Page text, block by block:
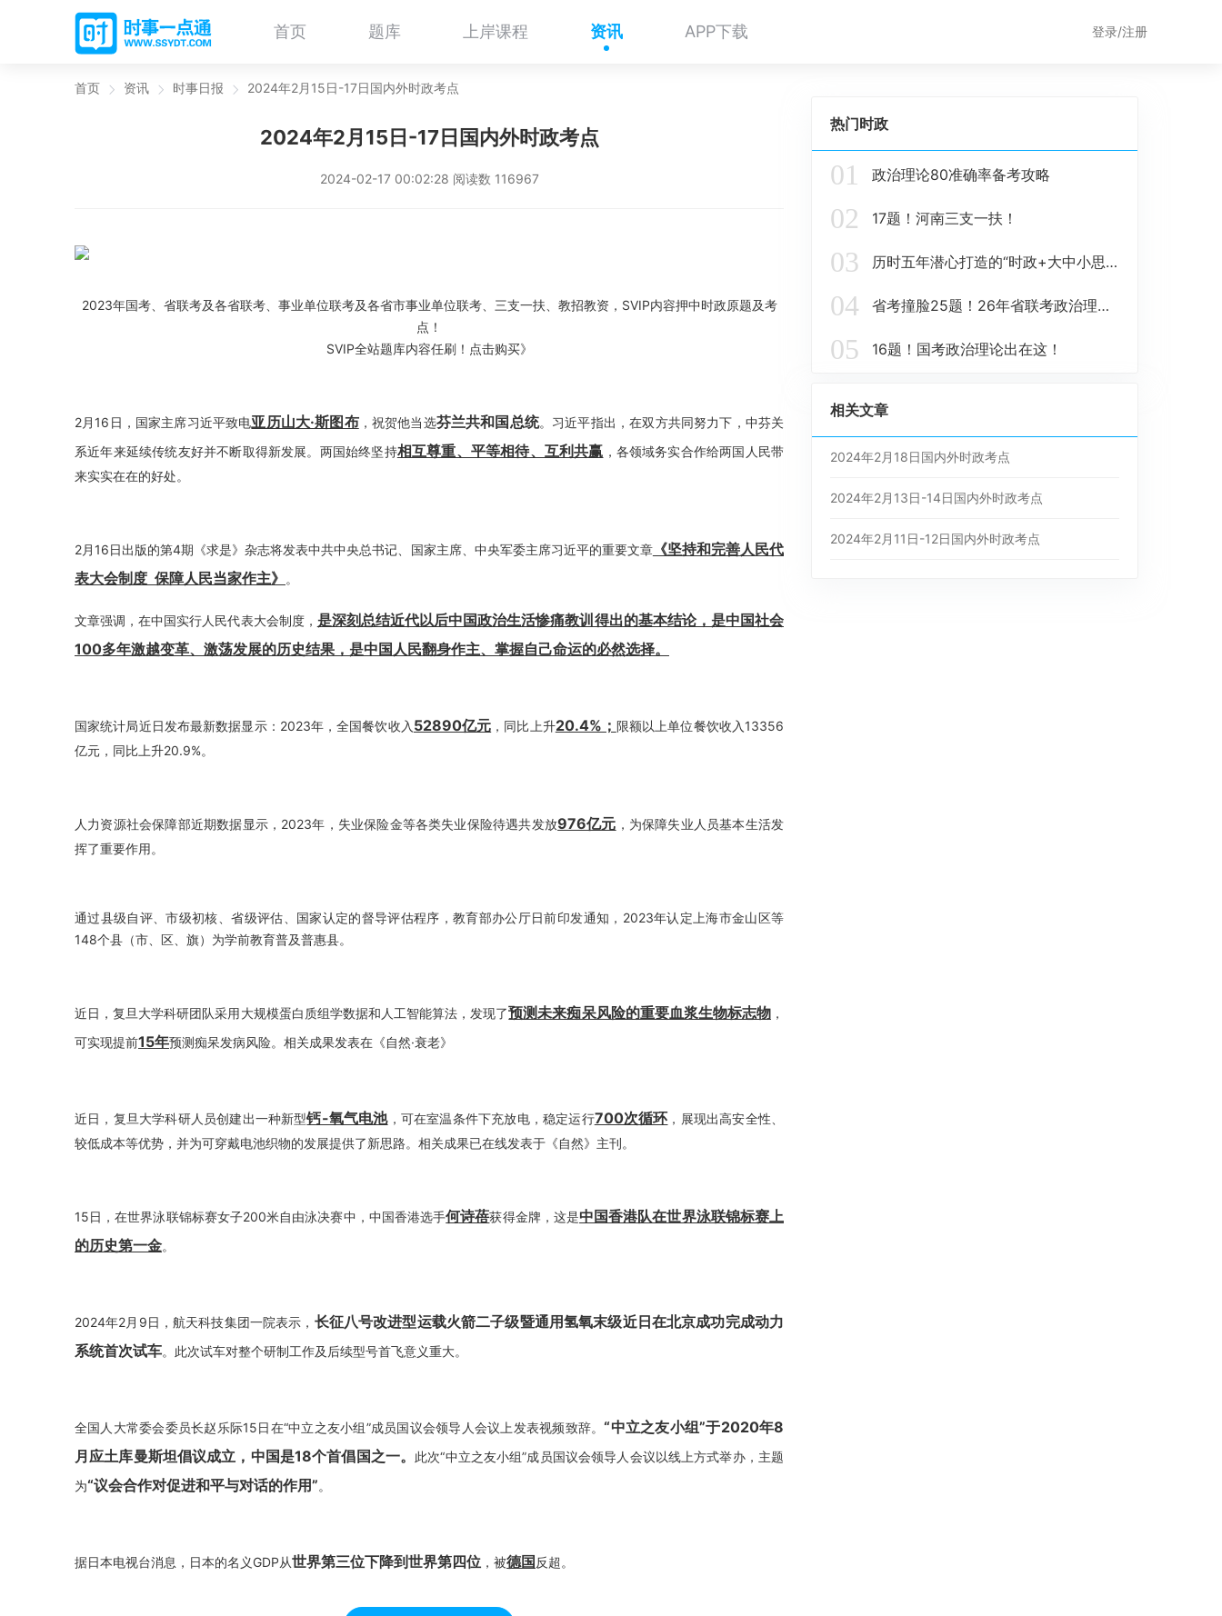
首页 题库 上岸课程 资讯 APP下载 登录/注册
首页 资讯 时事日报 2024年2月15日-17日国内外时政考点
2024年2月15日-17日国内外时政考点
2024-02-17 00:02:28 阅读数 116967
2023年国考、省联考及各省联考、事业单位联考及各省市事业单位联考、三支一扶、教招教资，SVIP内容押中时政原题及考
点！
SVIP全站题库内容任刷！ 点击购买》
2月16日，国家主席习近平致电亚历山大·斯图布，祝贺他当选芬兰共和国总统。习近平指出，在双方共同努力下，中芬关
系近年来延续传统友好并不断取得新发展。两国始终坚持相互尊重、平等相待、互利共赢 ，各领域务实合作给两国人民带
来实实在在的好处。
2月16日出版的第4期《求是》杂志将发表中共中央总书记、国家主席、中央军委主席习近平的重要文章《坚持和完善人民代
表大会制度 保障人民当家作主》 。
文章强调，在中国实行人民代表大会制度， 是深刻总结近代以后中国政治生活惨痛教训得出的基本结论，是中国社会
100多年激越变革、激荡发展的历史结果，是中国人民翻身作主、掌握自己命运的必然选择。
国家统计局近日发布最新数据显示：2023年，全国餐饮收入 52890亿元 ，同比上升20.4%； 限额以上单位餐饮收入13356
亿元，同比上升20.9%。
人力资源社会保障部近期数据显示，2023年，失业保险金等各类失业保险待遇共发放976亿元 ，为保障失业人员基本生活发
挥了重要作用。
通过县级自评、市级初核、省级评估、国家认定的督导评估程序，教育部办公厅日前印发通知，2023年认定上海市金山区等
148个县（市、区、旗）为学前教育普及普惠县。
近日，复旦大学科研团队采用大规模蛋白质组学数据和人工智能算法，发现了预测未来痴呆风险的重要血浆生物标志物 ，
可实现提前15年预测痴呆发病风险。相关成果发表在《自然·衰老》
近日，复旦大学科研人员创建出一种新型钙-氧气电池，可在室温条件下充放电，稳定运行700次循环 ，展现出高安全性、
较低成本等优势，并为可穿戴电池织物的发展提供了新思路。相关成果已在线发表于《自然》主刊。
15日，在世界泳联锦标赛女子200米自由泳决赛中，中国香港选手何诗蓓获得金牌，这是中国香港队在世界泳联锦标赛上
的历史第一金。
2024年2月9日，航天科技集团一院表示， 长征八号改进型运载火箭二子级暨通用氢氧末级近日在北京成功完成动力
系统首次试车。此次试车对整个研制工作及后续型号首飞意义重大。
全国人大常委会委员长赵乐际15日在“中立之友小组”成员国议会领导人会议上发表视频致辞。“中立之友小组”于2020年8
月应土库曼斯坦倡议成立，中国是18个首倡国之一。
此次“中立之友小组”成员国议会领导人会议以线上方式举办，主题
为“议会合作对促进和平与对话的作用”。
据日本电视台消息，日本的名义GDP从世界第三位下降到世界第四位 ，被德国 反超。
热门时政
01 政治理论80准确率备考攻略
02 17题！河南三支一扶！
03 历时五年潜心打造的“时政+大中小思政题库一体化”课题圆满收官！
04 省考撞脸25题！26年省联考政治理论这些在这里！
05 16题！国考政治理论出在这！
相关文章
2024年2月18日国内外时政考点
2024年2月13日-14日国内外时政考点
2024年2月11日-12日国内外时政考点